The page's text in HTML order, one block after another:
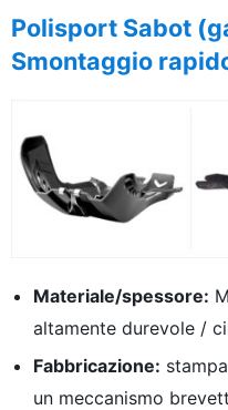
Polisport Sabot
Smontaggio
Materiale/spessore:
altamente durevole /
Fabbricazione:
un meccanismo